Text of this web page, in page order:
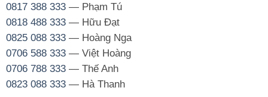
0817 388 333— Phạm Tú
0818 488 333— Hữu Đạt
0825 088 333— Hoàng Nga
0706 588 333— Việt Hoàng
0706 788 333— Thế Anh
0823 088 333— Hà Thanh